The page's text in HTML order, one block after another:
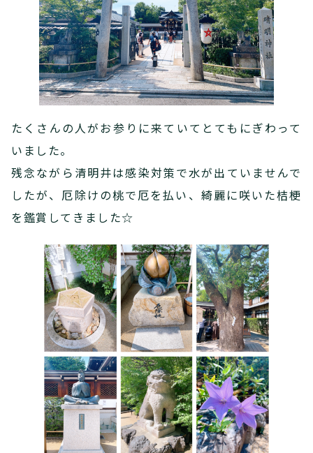
たくさんの人がお参りに来ていてとてもにぎわって
いました。
残念ながら清明井は感染対策で水が出ていませんで
したが、厄除けの桃で厄を払い、綺麗に咲いた桔梗
を鑑賞してきました☆